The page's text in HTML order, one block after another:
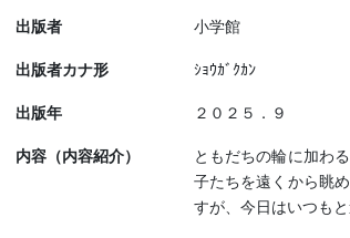
出版者 小学館
出版者カナ形 ｼｮｳｶﾞｸｶﾝ
出版年 ２０２５．９
内容（内容紹介）
ともだちの輪に加わ
子たちを遠くから眺
すが、今日はいつも